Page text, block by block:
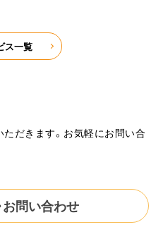
ス一覧
だきます。お気軽にお問い合
お問い合わせ